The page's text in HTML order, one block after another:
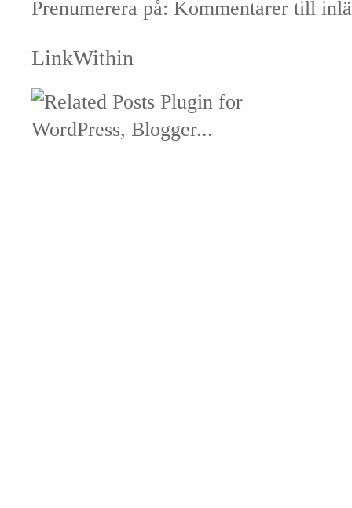
Prenumerera på: Kommentarer till
LinkWithin